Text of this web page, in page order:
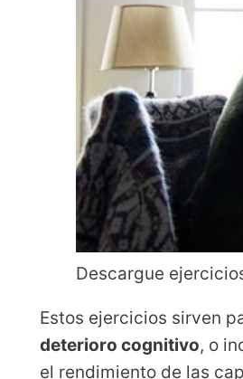
Descargue
Estos ejercicios sirven
deterioro cognitivo, o
el rendimiento de las